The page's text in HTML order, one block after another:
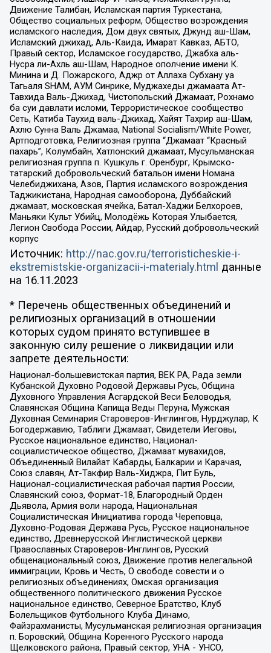
Движение Талибан, Исламская партия Туркестана,
Общество социальных реформ, Общество возрождения
исламского наследия, Дом двух святых, Джунд аш-Шам,
Исламский джихад, Аль-Каида, Имарат Кавказ, АБТО,
Правый сектор, Исламское государство, Джабха аль-
Нусра ли-Ахль аш-Шам, Народное ополчение имени К.
Минина и Д. Пожарского, Аджр от Аллаха Субхану уа
Тагьаля SHAM, АУМ Синрике, Муджахеды джамаата Ат-
Тавхида Валь-Джихад, Чистопольский Джамаат, Рохнамо
ба суи давлати исломи, Террористическое сообщество
Сеть, Катиба Таухид валь-Джихад, Хайят Тахрир аш-Шам,
Ахлю Сунна Валь Джамаа, National Socialism/White Power,
Артподготовка, Религиозная группа “Джамаат “Красный
пахарь”, Колумбайн, Хатлонский джамаат, Мусульманская
религиозная группа п. Кушкуль г. Оренбург, Крымско-
татарский добровольческий батальон имени Номана
Челебиджихана, Азов, Партия исламского возрождения
Таджикистана, Народная самооборона, Дуббайский
джамаат, московская ячейка, Батал-Хаджи Белхороев,
Маньяки Культ Убийц, Молодёжь Которая Улыбается,
Легион Свобода России, Айдар, Русский добровольческий
корпус
Источник: http://nac.gov.ru/terroristicheskie-i-
ekstremistskie-organizacii-i-materialy.html данные
на 16.11.2023
* Перечень общественных объединений и
религиозных организаций в отношении
которых судом принято вступившее в
законную силу решение о ликвидации или
запрете деятельности:
Национал-большевистская партия, ВЕК РА, Рада земли
Кубанской Духовно Родовой Державы Русь, Община
Духовного Управления Асгардской Веси Беловодья,
Славянская Община Капища Веды Перуна, Мужская
Духовная Семинария Староверов-Инглингов, Нурджулар, К
Богодержавию, Таблиги Джамаат, Свидетели Иеговы,
Русское национальное единство, Национал-
социалистическое общество, Джамаат мувахидов,
Объединенный Вилайат Кабарды, Балкарии и Карачая,
Союз славян, Ат-Такфир Валь-Хиджра, Пит Буль,
Национал-социалистическая рабочая партия России,
Славянский союз, Формат-18, Благородный Орден
Дьявола, Армия воли народа, Национальная
Социалистическая Инициатива города Череповца,
Духовно-Родовая Держава Русь, Русское национальное
единство, Древнерусской Инглистической церкви
Православных Староверов-Инглингов, Русский
общенациональный союз, Движение против нелегальной
иммиграции, Кровь и Честь, О свободе совести и о
религиозных объединениях, Омская организация
общественного политического движения Русское
национальное единство, Северное Братство, Клуб
Болельщиков Футбольного Клуба Динамо,
Файзрахманисты, Мусульманская религиозная организация
п. Боровский, Община Коренного Русского народа
Щелковского района, Правый сектор, УНА - УНСО,